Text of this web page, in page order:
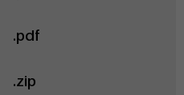
.pdf
.zip